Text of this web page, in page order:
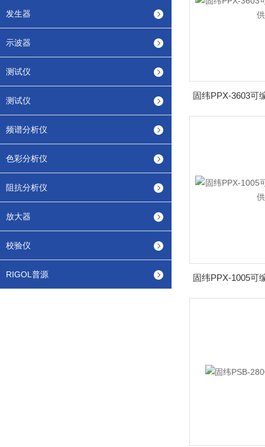
发生器
示波器
测试仪
测试仪
频谱分析仪
色彩分析仪
阻抗分析仪
放大器
校验仪
RIGOL普源